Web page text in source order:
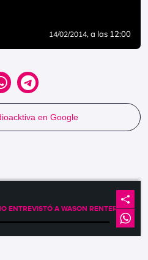
14/02/2014, a las 12:00
en Google
ENTREVISTÓ A WASON RENTERÍA EN EL